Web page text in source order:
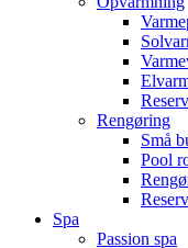
Rengøring
Små
Pool
Spa
Passion spa